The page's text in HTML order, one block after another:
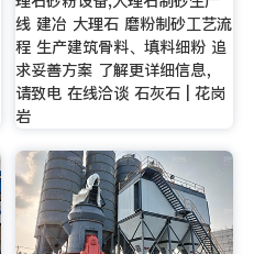
线 建冶 大理石 磨粉制砂工艺流
程 生产建筑骨料、填料细粉 追
求妥善方案 了解更详细信息，
请致电 在线洽谈 石灰石 | 花岗
岩